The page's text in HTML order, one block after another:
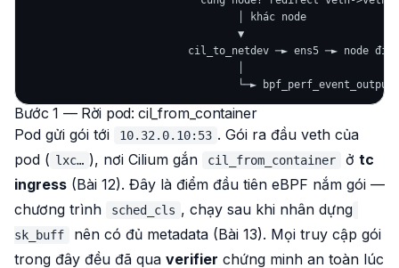
                                  │ khác node
                                  ▼
cil_to_netdev ─► ens5 ─► node
Bước 1 — Rời pod: cil_from_container
Pod gửi gói tới
10.32.0.10:53 . Gói ra đầu veth của
pod ( lxc… ), nơi Cilium gắn cil_from_container ở tc
ingress (Bài 12). Đây là điểm đầu tiên eBPF nắm gói —
chương trình
sched_cls , chạy sau khi nhân dựng
sk_buff
nên có đủ metadata (Bài 13). Mọi truy cập gói
trong đây đều đã qua verifier chứng minh an toàn lúc